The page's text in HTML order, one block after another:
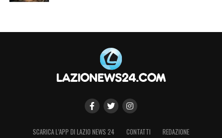
SCARICA L’APP DI LAZIO NEWS 24 CONTATTI REDAZIONE